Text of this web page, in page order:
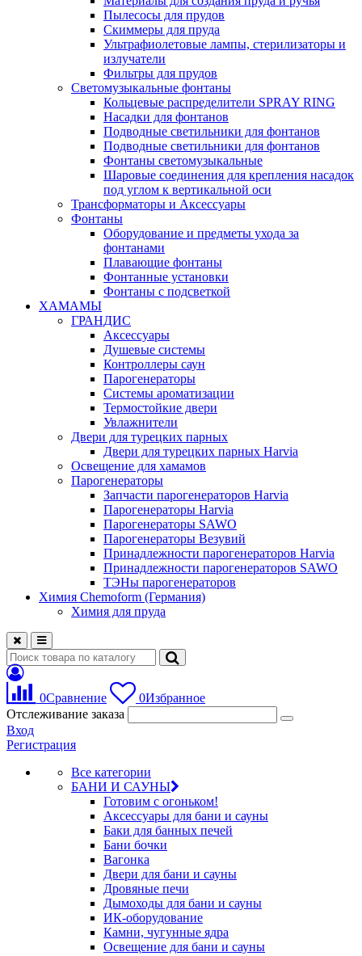
Пылесосы для прудов
Скиммеры для пруда
Ультрафиолетовые лампы, стерилизаторы и
излучатели
Фильтры для прудов
Светомузыкальные фонтаны
Кольцевые распределители SPRAY RING
Насадки для фонтанов
Подводные светильники для фонтанов
Подводные светильники для фонтанов
Фонтаны светомузыкальные
Шаровые соединения для крепления насадок
под углом к вертикальной оси
Трансформаторы и Аксессуары
Фонтаны
Оборудование и предметы ухода за
фонтанами
Плавающие фонтаны
Фонтанные установки
Фонтаны с подсветкой
ХАМАМЫ
ГРАНДИС
Аксессуары
Душевые системы
Контроллеры саун
Парогенераторы
Системы ароматизации
Термостойкие двери
Увлажнители
Двери для турецких парных
Двери для турецких парных Harvia
Освещение для хамамов
Парогенераторы
Запчасти парогенераторов Harvia
Парогенераторы Harvia
Парогенераторы SAWO
Парогенераторы Везувий
Принадлежности парогенераторов Harvia
Принадлежности парогенераторов SAWO
ТЭНы парогенераторов
Химия Chemoform (Германия)
Химия для пруда
0Сравнение 0Избранное
Отслеживание заказа
Вход
Регистрация
Все категории
БАНИ И САУНЫ
Готовим с огоньком!
Аксессуары для бани и сауны
Баки для банных печей
Бани бочки
Вагонка
Двери для бани и сауны
Дровяные печи
Дымоходы для бани и сауны
ИК-оборудование
Камни, чугунные ядра
Освещение для бани и сауны